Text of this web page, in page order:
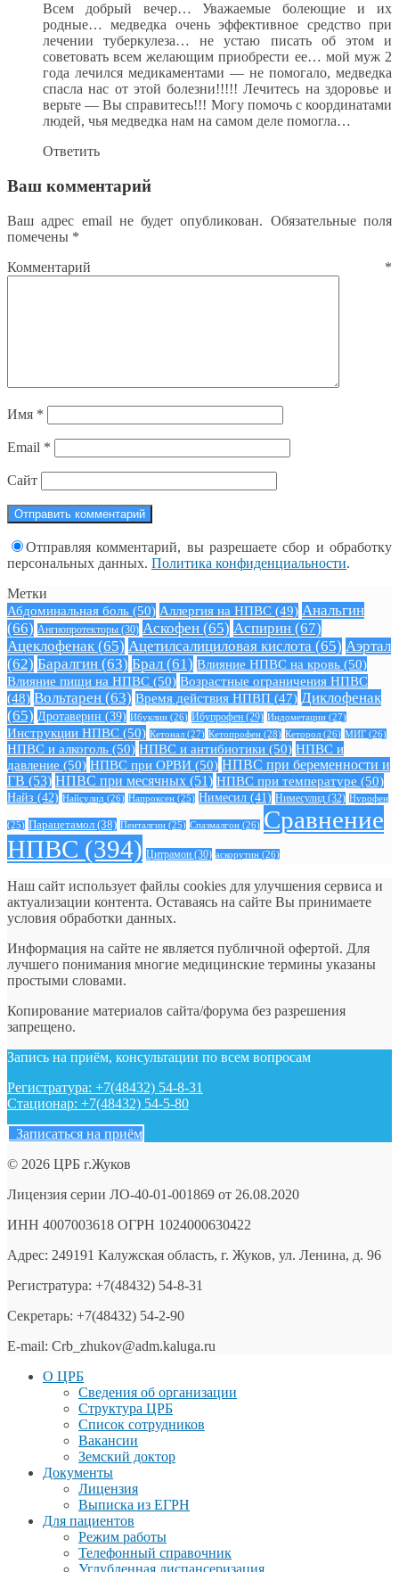
Всем добрый вечер… Уважаемые болеющие и их
родные… медведка очень эффективное средство при
лечении туберкулеза… не устаю писать об этом и
советовать всем желающим приобрести ее… мой муж 2
года лечился медикаментами — не помогало, медведка
спасла нас от этой болезни!!!!! Лечитесь на здоровье и
верьте — Вы справитесь!!! Могу помочь с координатами
людей, чья медведка нам на самом деле помогла…
Ответить
Ваш комментарий
Ваш адрес email не будет опубликован. Обязательные поля
помечены *
Комментарий *
Имя *
Email *
Сайт
Отправляя комментарий, вы разрешаете сбор и обработку
персональных данных. Политика конфиденциальности.
Метки
Абдоминальная боль (50) Аллергия на НПВС (49) Анальгин
(66) Ангиопротекторы (30) Аскофен (65) Аспирин (67)
Ацеклофенак (65) Ацетилсалициловая кислота (65) Аэртал
(62) Баралгин (63) Брал (61) Влияние НПВС на кровь (50)
Влияние пищи на НПВС (50) Возрастные ограничения НПВС
(48) Вольтарен (63) Время действия НПВП (47) Диклофенак
(65) Дротаверин (39) Ибуклин (26) Ибупрофен (29) Индометацин (27)
Инструкции НПВС (50) Кетонал (27) Кетопрофен (28) Кеторол (26) МИГ (26)
НПВС и алкоголь (50) НПВС и антибиотики (50) НПВС и
давление (50) НПВС при ОРВИ (50) НПВС при беременности и
ГВ (53) НПВС при месячных (51) НПВС при температуре (50)
Найз (42) Найсулид (26) Напроксен (25) Нимесил (41) Нимесулид (32) Нурофен
(25) Парацетамол (38) Пенталгин (25) Спазмалгон (26) Сравнение
НПВС (394) Цитрамон (30) аскорутин (26)
Наш сайт использует файлы cookies для улучшения сервиса и
актуализации контента. Оставаясь на сайте Вы принимаете
условия обработки данных.
Информация на сайте не является публичной офертой. Для
лучшего понимания многие медицинские термины указаны
простыми словами.
Копирование материалов сайта/форума без разрешения
запрещено.
Запись на приём, консультации по всем вопросам
Регистратура: +7(48432) 54-8-31
Стационар: +7(48432) 54-5-80
Записаться на приём
© 2026 ЦРБ г.Жуков
Лицензия серии ЛО-40-01-001869 от 26.08.2020
ИНН 4007003618 ОГРН 1024000630422
Адрес: 249191 Калужская область, г. Жуков, ул. Ленина, д. 96
Регистратура: +7(48432) 54-8-31
Секретарь: +7(48432) 54-2-90
E-mail: Crb_zhukov@adm.kaluga.ru
О ЦРБ
Сведения об организации
Структура ЦРБ
Список сотрудников
Вакансии
Земский доктор
Документы
Лицензия
Выписка из ЕГРН
Для пациентов
Режим работы
Телефонный справочник
Углубленная диспансеризация